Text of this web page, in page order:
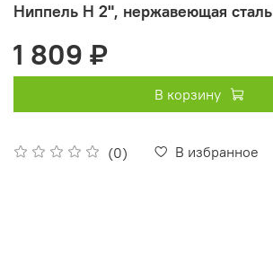
Ниппель Н 2", нержавеющая сталь
(0) В избранное
1 809 ₽
В корзину